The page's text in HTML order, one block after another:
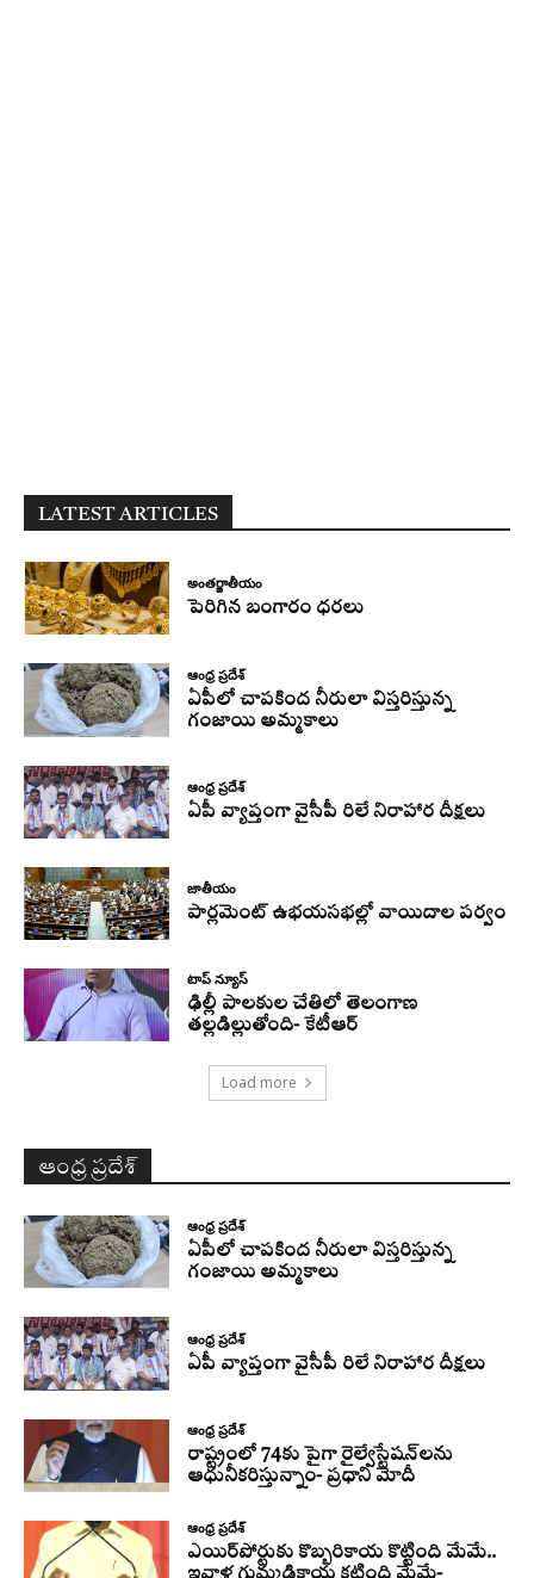
LATEST ARTICLES
అంతర్జాతీయం
పెరిగిన బంగారం ధరలు
ఆంధ్ర ప్రదేశ్
ఏపీలో చాపకింద నీరులా విస్తరిస్తున్న
గంజాయి అమ్మకాలు
ఆంధ్ర ప్రదేశ్
ఏపీ వ్యాప్తంగా వైసీపీ రిలే నిరాహార దీక్షలు
జాతీయం
పార్లమెంట్ ఉభయసభల్లో వాయిదాల పర్వం
టాప్ న్యూస్
ఢిల్లీ పాలకుల చేతిలో తెలంగాణ
తల్లడిల్లుతోంది- కేటీఆర్
Load more
ఆంధ్ర ప్రదేశ్
ఆంధ్ర ప్రదేశ్
ఏపీలో చాపకింద నీరులా విస్తరిస్తున్న
గంజాయి అమ్మకాలు
ఆంధ్ర ప్రదేశ్
ఏపీ వ్యాప్తంగా వైసీపీ రిలే నిరాహార దీక్షలు
ఆంధ్ర ప్రదేశ్
రాష్ట్రంలో 74కు పైగా రైల్వేస్టేషన్‌లను
ఆధునీకరిస్తున్నాం- ప్రధాని మోదీ
ఆంధ్ర ప్రదేశ్
ఎయిర్‌పోర్టుకు కొబ్బరికాయ కొట్టింది మేమే..